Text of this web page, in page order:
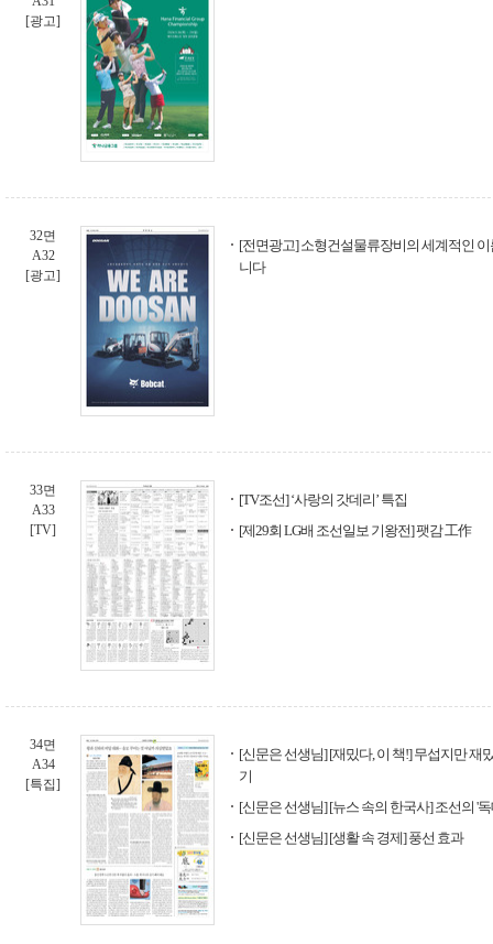
[광고]
32면
A32
[광고]
[전면광고] 소형건설물류장비의 세계적인
니다
33면
A33
[TV]
[TV조선] ‘사랑의 갓데리’ 특집
[제29회 LG배 조선일보 기왕전] 팻감 工作
34면
A34
[특집]
[신문은 선생님] [재밌다, 이 책!] 무섭지만 재
기
[신문은 선생님] [뉴스 속의 한국사] 조선의 '독
[신문은 선생님] [생활 속 경제] 풍선 효과